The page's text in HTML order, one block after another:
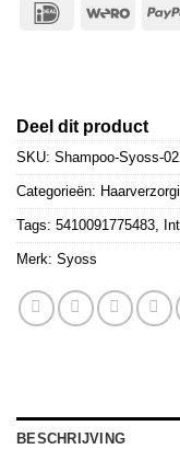
IDeal Wero
Deel dit product
SKU: Shampoo-Syoss-
Categorieën:
Tags: 5410091775483,
Merk: Syoss
BESCHRIJVING